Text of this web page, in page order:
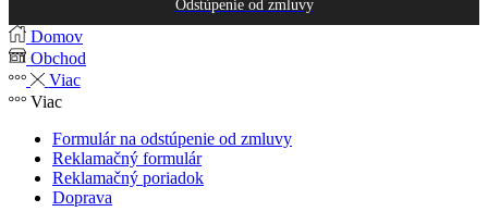
Odstúpenie od zmluvy
Domov
Obchod
Viac
Viac
Formulár na odstúpenie od zmluvy
Reklamačný formulár
Reklamačný poriadok
Doprava